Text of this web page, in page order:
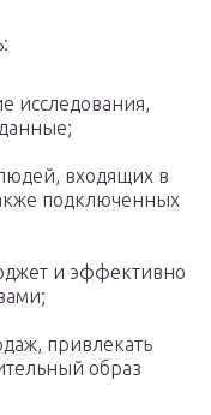
исследования,
входящих в
подключенных
и эффективно
привлекать
образ